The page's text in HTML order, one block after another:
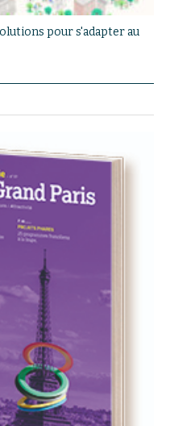
pour s'adapter au